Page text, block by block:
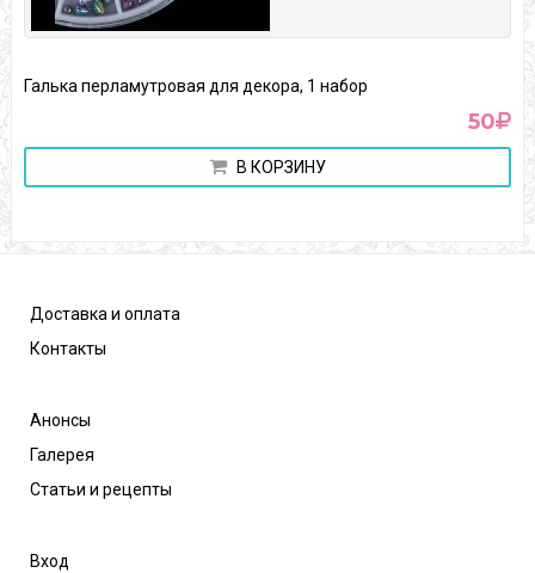
Галька перламутровая для декора, 1 набор
50
В КОРЗИНУ
Доставка и оплата
Контакты
Анонсы
Галерея
Статьи и рецепты
Вход